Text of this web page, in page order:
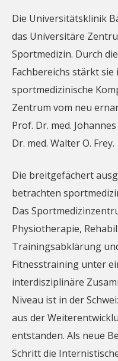
Die Universitätsklinik
das Universitäre
Sportmedizin. Durch
Fachbereichs stärkt
sportmedizinische
Zentrum vom neu
Prof. Dr. med.
Dr. med. Walter O. Frey.
Die breitgefächert
betrachten
Das
Physiotherapie,
Trainingsabklärung
Fitnesstraining unter
interdisziplinäre
Niveau ist in der
aus der
entstanden. Als neue
Schritt die